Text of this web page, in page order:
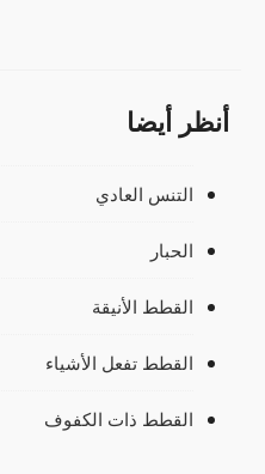
أنظر أيضا
التنس العادي
الحبار
القطط الأنيقة
القطط تفعل الأشياء
القطط ذات الكفوف